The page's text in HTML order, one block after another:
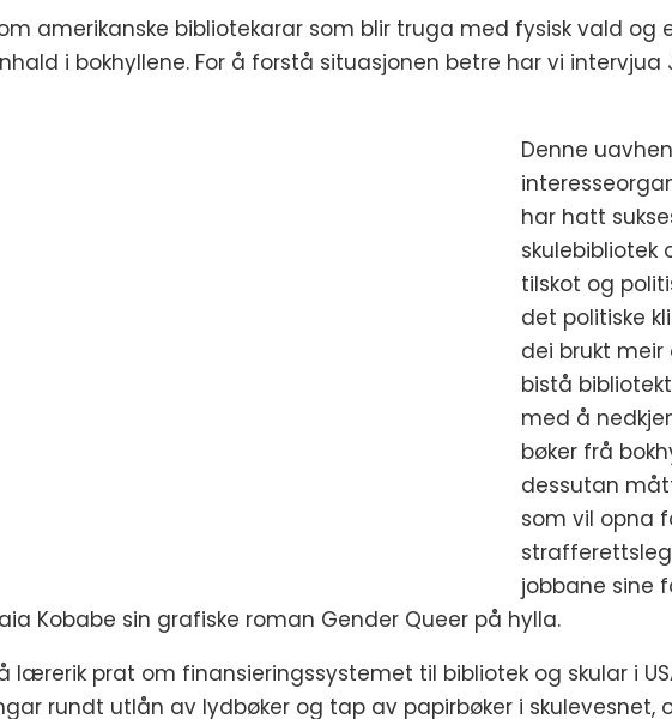
amerikanske bibliotekarar som blir truga med fysisk vald og
i bokhyllene⁠. For å forstå situasjonen betre har vi intervjua
Denne
har hatt
skulebibliotek
tilskot og
det politiske
dei brukt
bistå
med å
bøker frå
dessutan
som vil opna
jobbane sine
Kobabe sin grafiske roman Gender Queer på hylla.
prat om finansieringssystemet til bibliotek og skular i
rundt utlån av lydbøker og tap av papirbøker i skulevesnet,